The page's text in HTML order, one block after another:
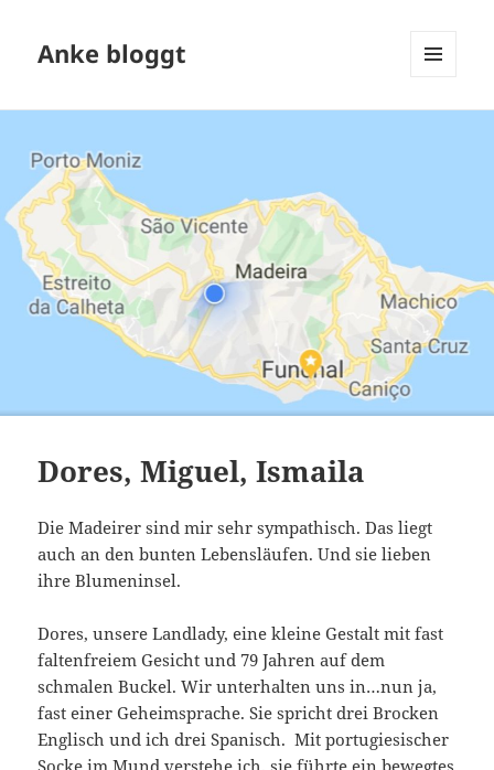
Anke bloggt
Dores, Miguel, Ismaila
Die Madeirer sind mir sehr sympathisch. Das liegt
auch an den bunten Lebensläufen. Und sie lieben
ihre Blumeninsel.
Dores, unsere Landlady, eine kleine Gestalt mit fast
faltenfreiem Gesicht und 79 Jahren auf dem
schmalen Buckel. Wir unterhalten uns in…nun ja,
fast einer Geheimsprache. Sie spricht drei Brocken
Englisch und ich drei Spanisch. Mit portugiesischer
Socke im Mund verstehe ich, sie führte ein bewegtes